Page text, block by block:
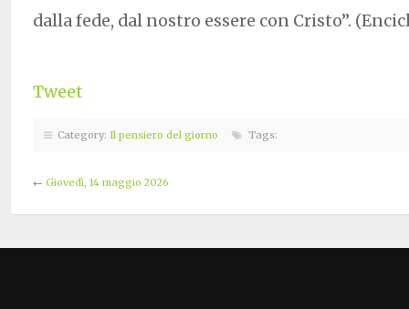
dalla fede, dal nostro essere con Cristo”.
Tweet
Category: Il pensiero del giorno Tags:
← Giovedì, 14 maggio 2026